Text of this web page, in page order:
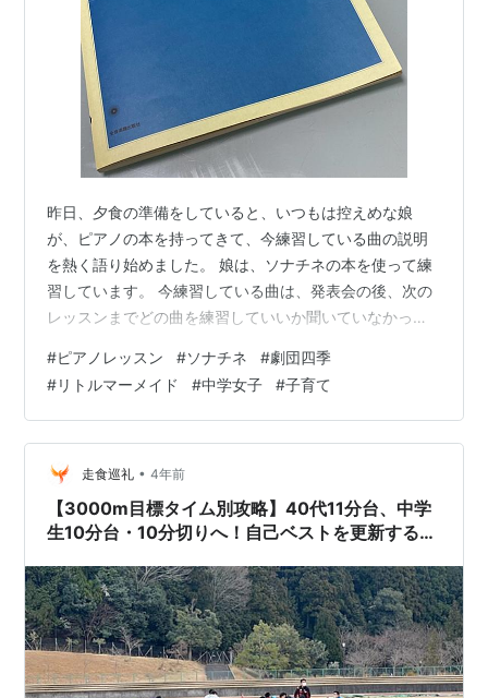
昨日、夕食の準備をしていると、いつもは控えめな娘
が、ピアノの本を持ってきて、今練習している曲の説明
を熱く語り始めました。 娘は、ソナチネの本を使って練
習しています。 今練習している曲は、発表会の後、次の
レッスンまでどの曲を練習していいか聞いていなかった
ていった曲です。 レッスンの時、先生にこの曲練習して
きたんだね。この曲はするつもりなかったの。 でも一生
懸命練習してきたから、ちょっとやってみようか。と言
って練習する事になりました。 今まで練習に使っていた
本は、難易度の低いものから順に載っていて、順番に練
習していったら上手になるといった感じですが…
#ピアノレッスン #ソナチネ #劇団四季
#リトルマーメイド #中学女子 #子育て
走食巡礼 • 4年前
【3000m目標タイム別攻略】40代11分台、中学
生10分台・10分切りへ！自己ベストを更新する練